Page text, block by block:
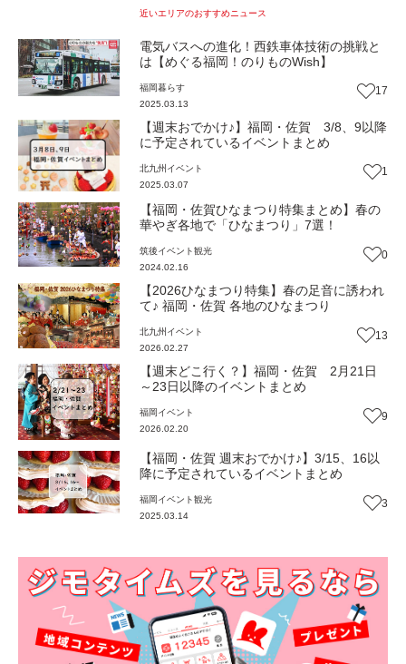
近いエリアのおすすめニュース
電気バスへの進化！西鉄車体技術の挑戦と
は【めぐる福岡！のりものWish】
福岡暮らす
2025.03.13
17
【週末おでかけ♪】福岡・佐賀 3/8、9以降
に予定されているイベントまとめ
北九州 イベント
2025.03.07
1
【福岡・佐賀ひなまつり特集まとめ】春の
華やぎ各地で「ひなまつり」7選！
筑後イベント観光
2024.02.16
0
【2026ひなまつり特集】春の足音に誘われ
て♪ 福岡・佐賀 各地のひなまつり
北九州 イベント
2026.02.27
13
【週末どこ行く？】福岡・佐賀 2月21日
～23日以降のイベントまとめ
福岡 イベント
2026.02.20
9
【福岡・佐賀 週末おでかけ♪】3/15、16以
降に予定されているイベントまとめ
福岡 イベント観光
2025.03.14
3